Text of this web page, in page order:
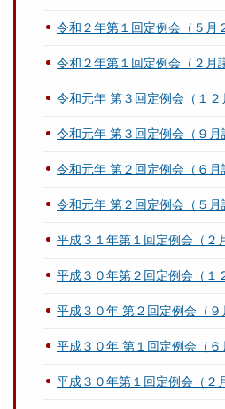
令和２年第１回定例会（５
令和２年第１回定例会（２
令和元年 第３回定例会（１２
令和元年 第３回定例会（９月
令和元年 第２回定例会（６月
令和元年 第２回定例会（５月
平成３１年第１回定例会（２
平成３０年第２回定例会（１
平成３０年 第２回定例会（９
平成３０年 第１回定例会（６
平成３０年第１回定例会（２